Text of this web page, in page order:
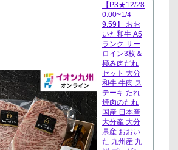
【P3★12/28
0:00~1/4
9:59】 おお
いた和牛 A5
ランク サー
ロイン3枚＆
極み肉だれ
セット 大分
和牛 牛肉 ス
テーキ たれ
焼肉のたれ
国産 日本産
大分産 大分
県産 おおい
た 九州産 九